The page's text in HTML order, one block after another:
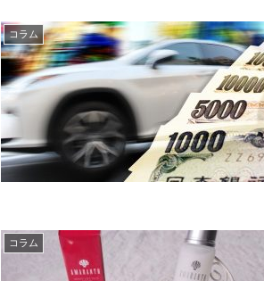
コラム
コラム